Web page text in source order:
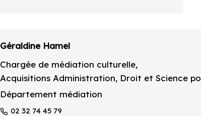
Géraldine Hamel
Chargée de médiation culturelle,
Acquisitions Administration, Droit et Science
Département médiation
02 32 74 45 79